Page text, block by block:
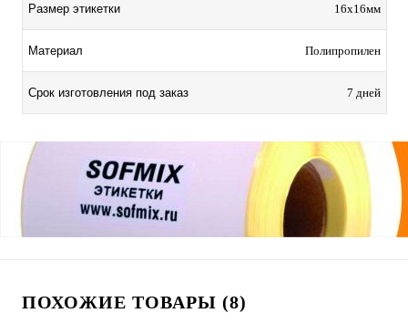
Размер этикетки 16х16мм
Материал Полипропилен
Срок изготовления под заказ 7 дней
ПОХОЖИЕ ТОВАРЫ (8)